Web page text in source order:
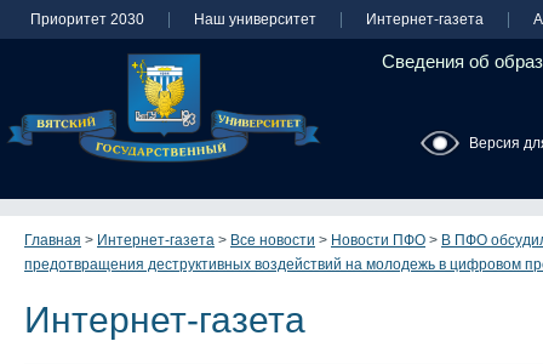
Приоритет 2030 Наш университет Интернет-газета
Сведения об
Версия
Главная > Интернет-газета > Все новости > Новости ПФО > В ПФО
предотвращения деструктивных воздействий на молодежь в цифровом
Интернет-газета